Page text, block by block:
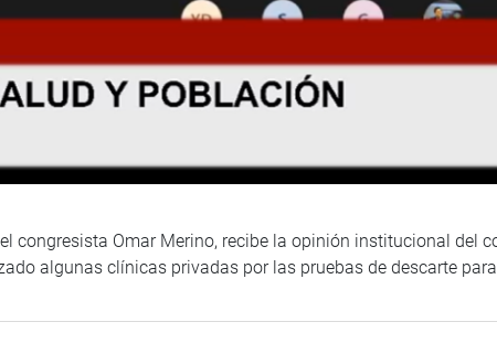
congresista Omar Merino, recibe la opinión institucional del
algunas clínicas privadas por las pruebas de descarte